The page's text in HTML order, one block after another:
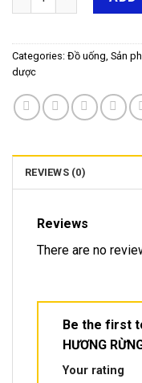
Categories: Đồ uống Sản
dược
REVIEWS (0)
Reviews
There are no
Be the first
HƯƠNG
Your rating